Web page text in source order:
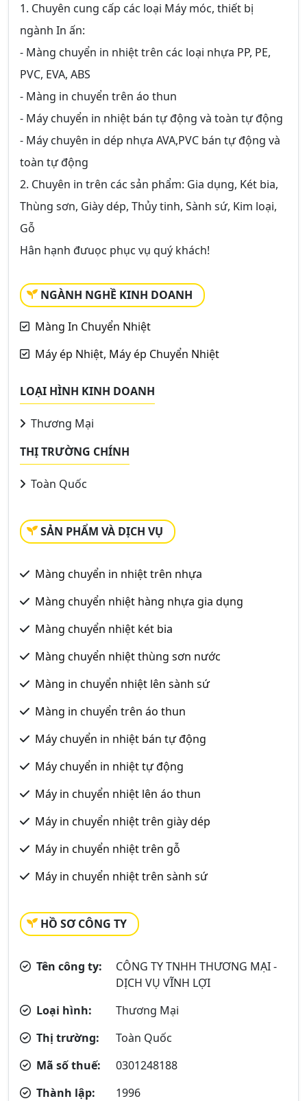
1. Chuyên cung cấp các loại Máy móc, thiết bị
ngành In ấn:
- Màng chuyển in nhiệt trên các loại nhựa PP, PE,
PVC, EVA, ABS
- Màng in chuyển trên áo thun
- Máy chuyển in nhiệt bán tự động và toàn tự động
- Máy chuyên in dép nhựa AVA,PVC bán tự động và
toàn tự động
2. Chuyên in trên các sản phẩm: Gia dụng, Két bia,
Thùng sơn, Giày dép, Thủy tinh, Sành sứ, Kim loại,
Gỗ
Hân hạnh đưuọc phục vụ quý khách!
NGÀNH NGHỀ KINH DOANH
Màng In Chuyển Nhiệt
Máy ép Nhiệt, Máy ép Chuyển Nhiệt
LOẠI HÌNH KINH DOANH
Thương Mại
THỊ TRƯỜNG CHÍNH
Toàn Quốc
SẢN PHẨM VÀ DỊCH VỤ
Màng chuyển in nhiệt trên nhựa
Màng chuyển nhiệt hàng nhựa gia dụng
Màng chuyển nhiệt két bia
Màng chuyển nhiệt thùng sơn nước
Màng in chuyển nhiệt lên sành sứ
Màng in chuyển trên áo thun
Máy chuyển in nhiệt bán tự động
Máy chuyển in nhiệt tự động
Máy in chuyển nhiệt lên áo thun
Máy in chuyển nhiệt trên giày dép
Máy in chuyển nhiệt trên gỗ
Máy in chuyển nhiệt trên sành sứ
HỒ SƠ CÔNG TY
Tên công ty:
CÔNG TY TNHH THƯƠNG MẠI -
DỊCH VỤ VĨNH LỢI
Loại hình:
Thương Mại
Thị trường:
Toàn Quốc
Mã số thuế:
0301248188
Thành lập:
1996